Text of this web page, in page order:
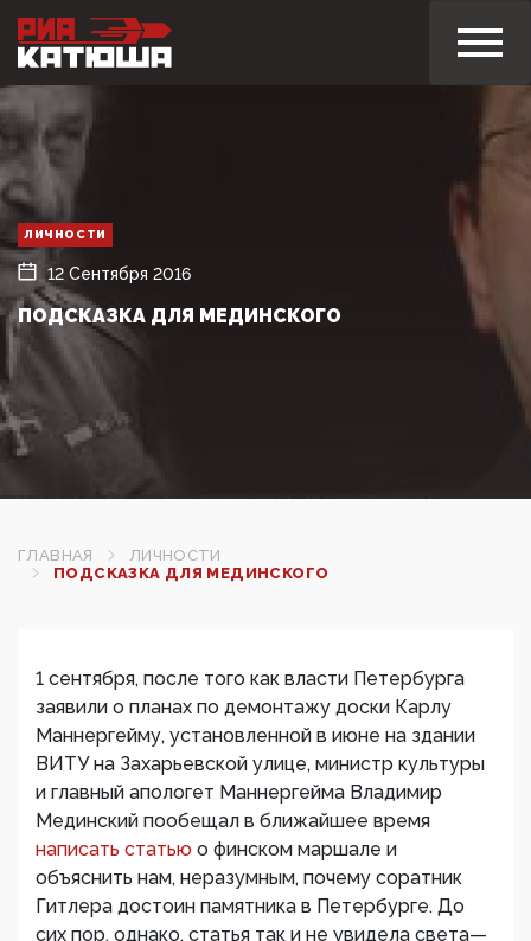
ЛИЧНОСТИ
12 Сентября 2016
ПОДСКАЗКА ДЛЯ МЕДИНСКОГО
ГЛАВНАЯ
ЛИЧНОСТИ
ПОДСКАЗКА ДЛЯ МЕДИНСКОГО
1 сентября, после того как власти Петербурга
заявили о планах по демонтажу доски Карлу
Маннергейму, установленной в июне на здании
ВИТУ на Захарьевской улице, министр культуры
и главный апологет Маннергейма Владимир
Мединский пообещал в ближайшее время
написать статью о финском маршале и
объяснить нам, неразумным, почему соратник
Гитлера достоин памятника в Петербурге. До
сих пор, однако, статья так и не увидела света—